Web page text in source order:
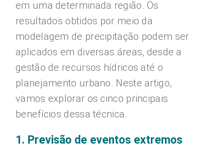
em uma determinada região. Os
resultados obtidos por meio da
modelagem de precipitação podem ser
aplicados em diversas áreas, desde a
gestão de recursos hídricos até o
planejamento urbano. Neste artigo,
vamos explorar os cinco principais
benefícios dessa técnica.
1. Previsão de eventos extremos